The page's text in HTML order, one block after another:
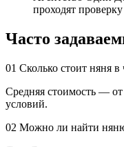
проходят
Часто
01 Сколько стоит няня
Средняя стоимость —
условий.
02 Можно ли найти